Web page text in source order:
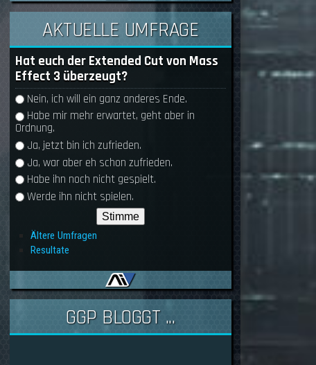
AKTUELLE UMFRAGE
Hat euch der Extended Cut von Mass
Effect 3 überzeugt?
Auswahlmöglichkeiten
Nein, ich will ein ganz anderes Ende.
Habe mir mehr erwartet, geht aber in
Ordnung.
Ja, jetzt bin ich zufrieden.
Ja, war aber eh schon zufrieden.
Habe ihn noch nicht gespielt.
Werde ihn nicht spielen.
Ältere Umfragen
Resultate
GGP BLOGGT ...